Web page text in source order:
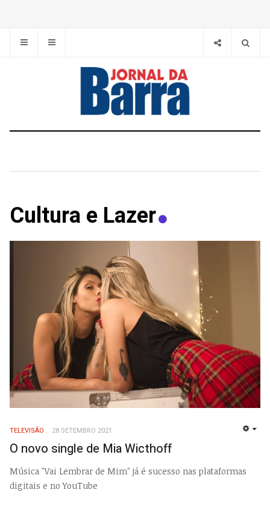
Cultura e Lazer
TELEVISÃO 28 SETEMBRO 2021
O novo single de Mia Wicthoff
Música "Vai Lembrar de Mim" já é sucesso nas plataformas
digitais e no YouTube